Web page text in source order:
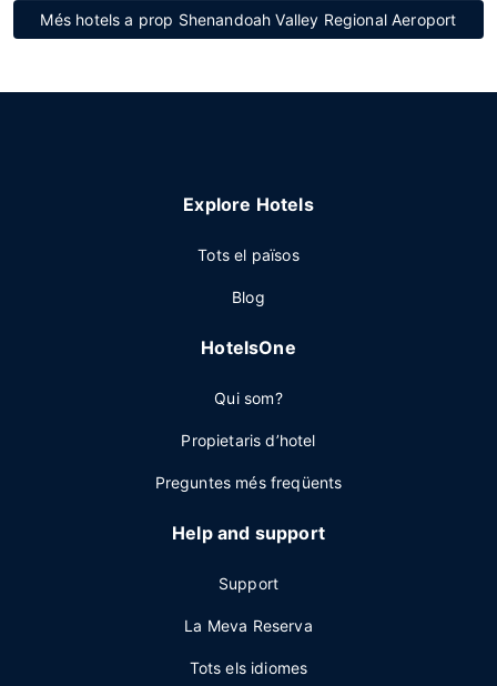
Més hotels a prop Shenandoah Valley Regional Aeroport
Explore Hotels
Tots el països
Blog
HotelsOne
Qui som?
Propietaris d’hotel
Preguntes més freqüents
Help and support
Support
La Meva Reserva
Tots els idiomes